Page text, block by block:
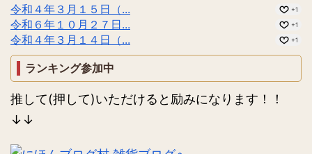
令和４年３月１５日（...
+1
令和６年１０月２７日... +1
令和４年３月１４日（... +1
ランキング参加中
推して(押して)いただけると励みになります！！
↓↓